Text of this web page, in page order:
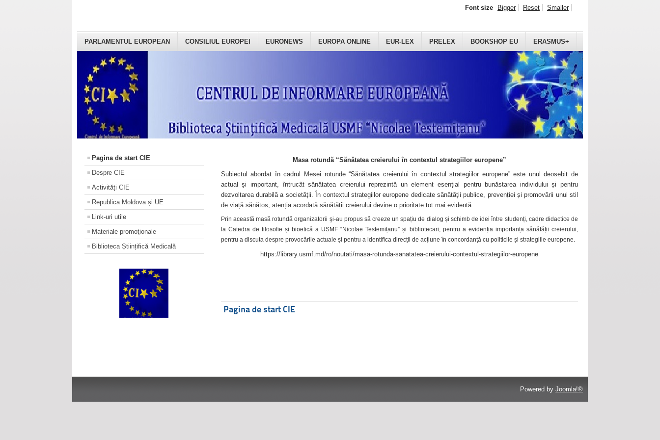
PARLAMENTUL EUROPEAN CONSILIUL EUROPEI EURONEWS EUROPA ONLINE EUR-LEX PRELEX BOOKSHOP EU ERASMUS+
Font size Bigger Reset Smaller
Pagina de start CIE
Despre CIE
Activități CIE
Republica Moldova și UE
Link-uri utile
Materiale promoţionale
Biblioteca Științifică Medicală
Masa rotundă “Sănătatea creierului în contextul strategiilor europene”
Subiectul abordat în cadrul Mesei rotunde “Sănătatea creierului în contextul strategiilor europene” este unul deosebit de
actual și important, întrucât sănătatea creierului reprezintă un element esențial pentru bunăstarea individului și pentru
dezvoltarea durabilă a societății. În contextul strategiilor europene dedicate sănătății publice, prevenției și promovării unui stil
de viață sănătos, atenția acordată sănătății creierului devine o prioritate tot mai evidentă.
Prin această masă rotundă organizatorii şi-au propus să creeze un spațiu de dialog și schimb de idei între studenți, cadre didactice de
la Catedra de filosofie și bioetică a USMF “Nicolae Testemițanu” și bibliotecari, pentru a evidenția importanța sănătății creierului,
pentru a discuta despre provocările actuale și pentru a identifica direcții de acțiune în concordanță cu politicile și strategiile europene.
https://library.usmf.md/ro/noutati/masa-rotunda-sanatatea-creierului-contextul-strategiilor-europene
Pagina de start CIE
Powered by Joomla!®